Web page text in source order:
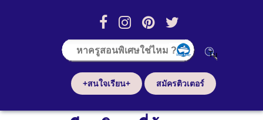
+สนใจเรียน+ สมัครติวเตอร์